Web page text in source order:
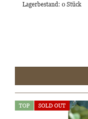
Lagerbestand: 0 Stück
TOP SOLD OUT